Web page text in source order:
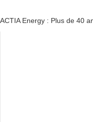
ACTIA Energy : Plus de 40